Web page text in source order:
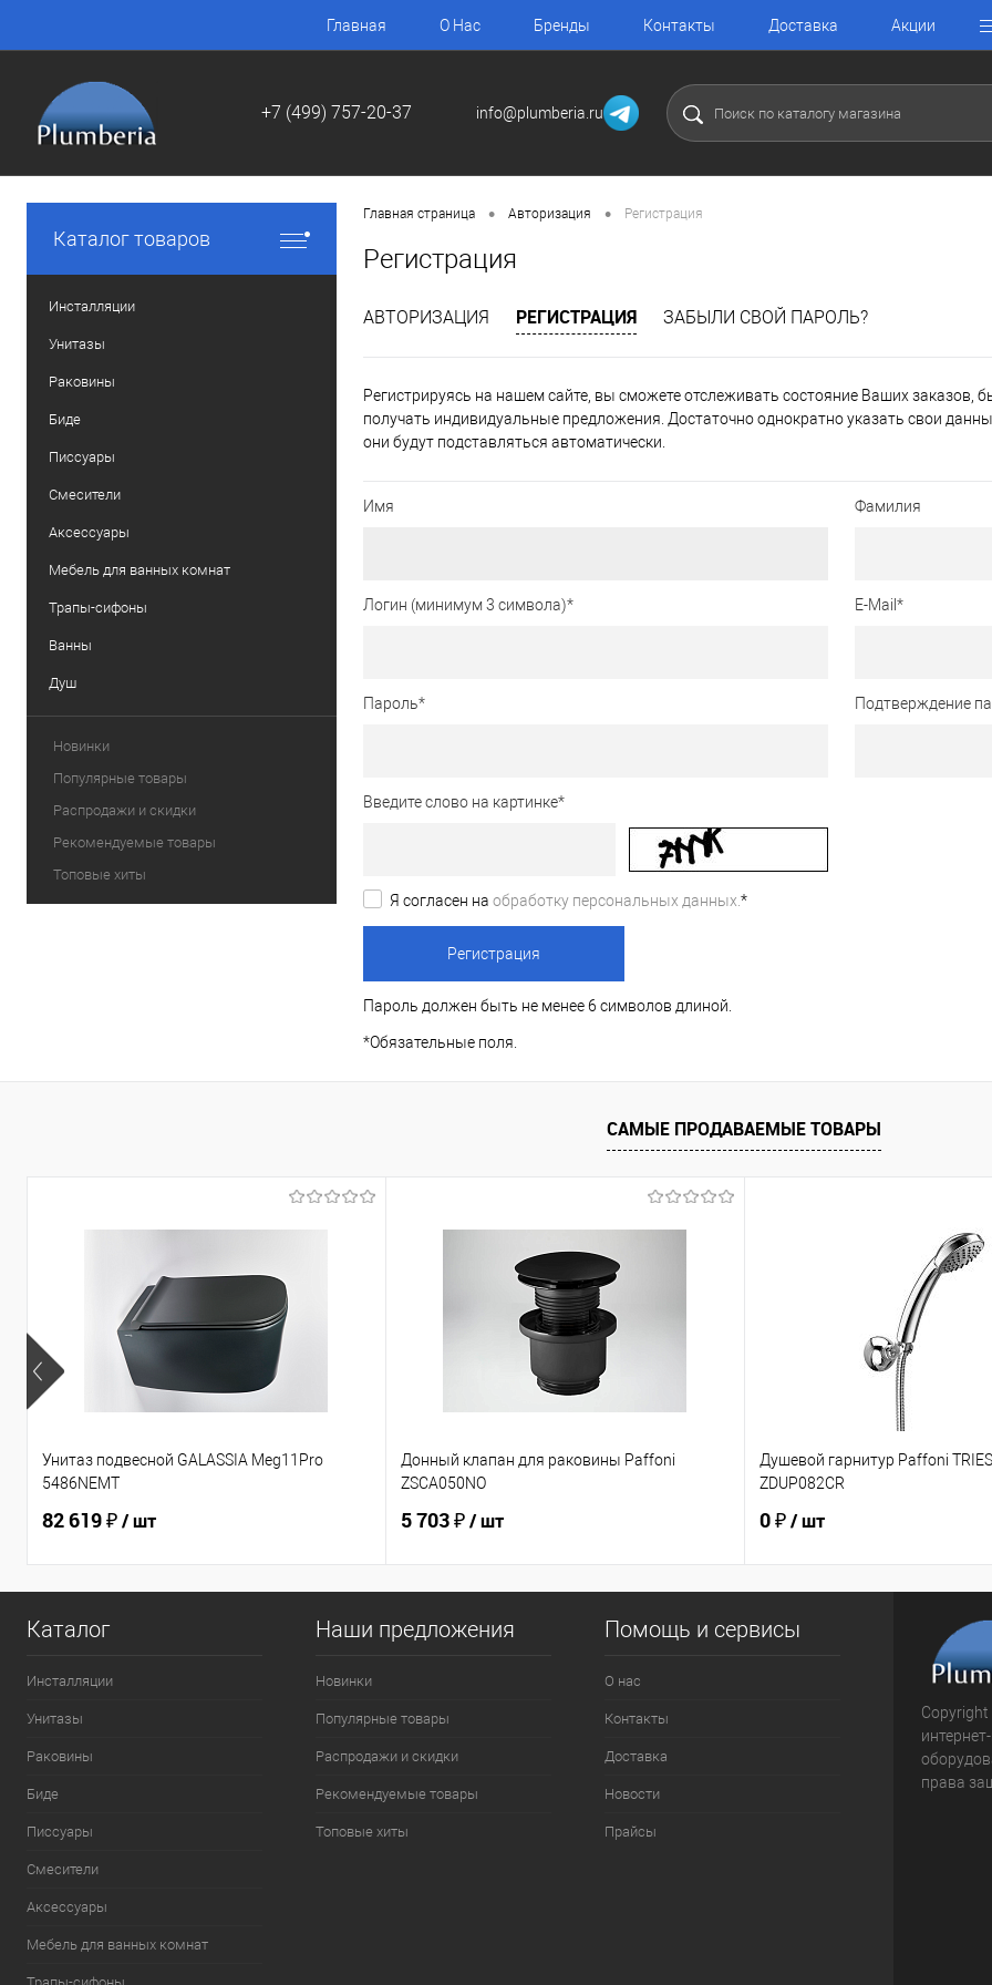
Главная О Нас Бренды Контакты Доставка Акции
+7 (499) 757-20-37 info@plumberia.ru
Каталог товаров
Инсталляции
Унитазы
Раковины
Биде
Писсуары
Смесители
Аксессуары
Мебель для ванных комнат
Трапы-сифоны
Ванны
Душ
Новинки
Популярные товары
Распродажи и скидки
Рекомендуемые товары
Топовые хиты
Главная страница • Авторизация • Регистрация
Регистрация
АВТОРИЗАЦИЯ РЕГИСТРАЦИЯ ЗАБЫЛИ СВОЙ ПАРОЛЬ?
Регистрируясь на нашем сайте, вы сможете отслеживать состояние Ваших заказов,
получать индивидуальные предложения. Достаточно однократно указать свои
они будут подставляться автоматически.
Имя Фамилия
Логин (минимум 3 символа)* E-Mail *
Пароль* Подтверждение
Введите слово на картинке*
Я согласен на обработку персональных данных.*
Пароль должен быть не менее 6 символов длиной.
*Обязательные поля.
САМЫЕ ПРОДАВАЕМЫЕ ТОВАРЫ
Унитаз подвесной GALASSIA Meg11Pro
5486NEMT
82 619 ₽/ шт
Донный клапан для раковины Paffoni
ZSCA050NO
5 703 ₽/ шт
Душевой гарнитур Paffoni
ZDUP082CR
0 ₽/ шт
Каталог
Инсталляции
Унитазы
Раковины
Биде
Писсуары
Смесители
Аксессуары
Мебель для ванных комнат
Наши предложения
Новинки
Популярные товары
Распродажи и скидки
Рекомендуемые товары
Топовые хиты
Помощь и сервисы
О нас
Контакты
Доставка
Новости
Прайсы
права